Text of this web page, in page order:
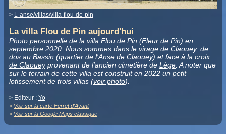
> L-anse/villas/villa-flou-de-pin
La villa Flou de Pin aujourd'hui
Photo personnelle de la villa Flou de Pin (Fleur de Pin) en
septembre 2020. Nous sommes dans le virage de Claouey, de
dos au Bassin (quartier de l'Anse de Claouey) et face à la croix
de Claoueyprovenant de l'ancien cimetière de Lège . A noter que
sur le terrain de cette villa est construit en 2022 un petit
lotissement de trois villas (voir photo).
> Editeur : Yo
> Voir sur la carte Ferret d'Avant
> Voir sur la Google Maps classique